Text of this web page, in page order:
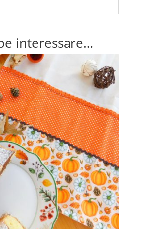
interessare…